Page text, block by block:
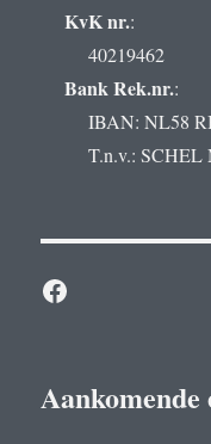
KvK nr.:
40219462
Bank Rek.nr.:
IBAN: NL58
T.n.v.: SCHEL
Facebook
Aankomende